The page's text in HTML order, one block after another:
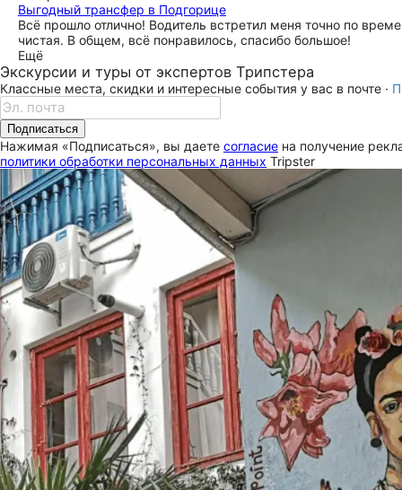
Выгодный трансфер в Подгорице
Всё прошло отлично! Водитель встретил меня точно по
чистая. В общем, всё понравилось, спасибо большое!
Ещё
Экскурсии и туры от экспертов Трипстера
Классные места, скидки и интересные события у вас в почте ·
Подписаться
Нажимая «Подписаться», вы даете согласие на получение
политики обработки персональных данных Tripster